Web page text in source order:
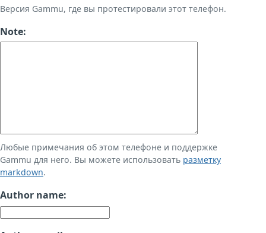
Версия Gammu, где вы протестировали этот телефон.
Note:
Любые примечания об этом телефоне и поддержке
Gammu для него. Вы можете использовать разметку
markdown.
Author name: